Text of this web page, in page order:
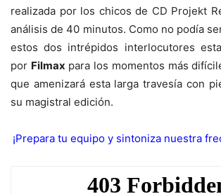
realizada por los chicos de CD Projekt
análisis de 40 minutos. Como no podía
estos dos intrépidos interlocutores
por Filmax para los momentos más
que amenizará esta larga travesía con
su magistral edición.
¡Prepara tu equipo y sintoniza nuestra